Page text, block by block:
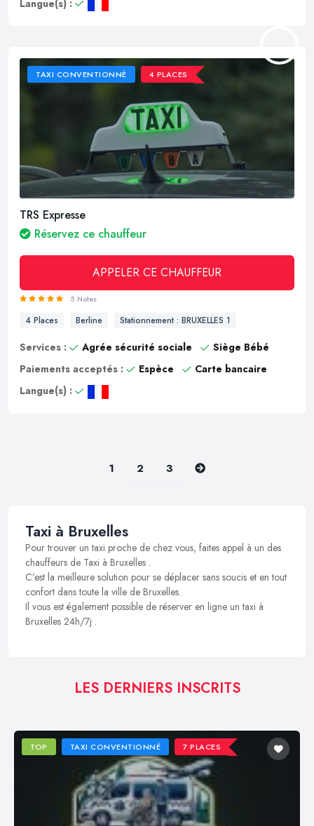
Langue(s) :
TAXI CONVENTIONNÉ 4 PLACES
TRS Expresse
Réservez ce chauffeur
APPELER CE CHAUFFEUR
5 Notes
4 Places Berline Stationnement : BRUXELLES 1
Services : Agrée sécurité sociale
Siège Bébé
Paiements acceptés :
Espèce
Carte bancaire
Langue(s) :
1 2 3 Suivant
Taxi à Bruxelles
Pour trouver un taxi proche de chez vous, faites appel à un des
chauffeurs de Taxi à Bruxelles .
C’est la meilleure solution pour se déplacer sans soucis et en tout
confort dans toute la ville de Bruxelles.
Il vous est également possible de réserver en ligne un taxi à
Bruxelles 24h/7j .
LES DERNIERS INSCRITS
TOP TAXI CONVENTIONNÉ 7 PLACES